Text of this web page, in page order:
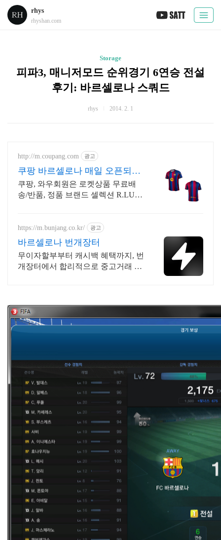
rhys
rhyshan.com
Storage
피파3, 매니저모드 순위경기 6연승 전설
후기: 바르셀로나 스쿼드
rhys 2014. 2. 1
http://m.coupang.com 광고
쿠팡 바르셀로나 매일 오픈되는
와우회원 특가
쿠팡, 와우회원은 로켓상품 무료배
송/반품, 정품 브랜드 셀렉션 R.LUX
https://m.bunjang.co.kr/ 광고
바르셀로나 번개장터
무이자할부부터 캐시백 혜택까지, 번
개장터에서 합리적으로 중고거래 하